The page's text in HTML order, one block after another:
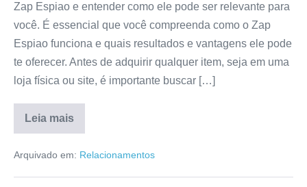
Zap Espiao e entender como ele pode ser relevante para
você. É essencial que você compreenda como o Zap
Espiao funciona e quais resultados e vantagens ele pode
te oferecer. Antes de adquirir qualquer item, seja em uma
loja física ou site, é importante buscar […]
Leia mais
Zap
Funciona?
Bom
Arquivado em: Relacionamentos